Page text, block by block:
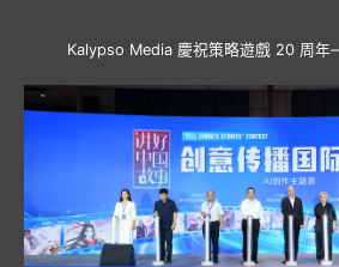
Kalypso Media 慶祝策略遊戲 20 周